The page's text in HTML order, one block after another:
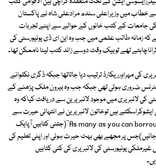
خطاب میں وزیراعلیٰ سندھ مرادعلی شاہ نے پاکستان
جامعات کے کتب خانوں کے حوالے سے اپنے تجربات
کہ زمانہ طالب علمی میں جب وہ این ای ڈی یونیورسٹی کی
تھے توبیک وقت دوسے زائد کتب لینا ناممکن تھا۔
کی مہراورریکارڈ ترتیب دیا جاتاتھا جبکہ ڈگری نکلوانے
ضروری ہوتی تھی جبکہ جب وہ بیرون ملک پڑھنے کے
کی لائبریری میں موجود لائبریرین سے دریافت کیاکہ وہ
ہیں توخاتون لائبریرین نے انتہائی حیرت سے
انھیں دیکھ کرجواب دیا''As many as you can borrow''(جتنی کتابیں آپایک
پر مجھے بھی بہت حیرت ہوئی اور اپنی تعلیم کی
یونیورسٹی کی لائبریری کی کئی کتابیں